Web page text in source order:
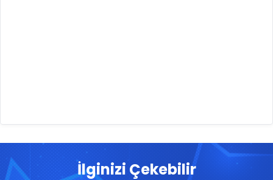
İlginizi Çekebilir